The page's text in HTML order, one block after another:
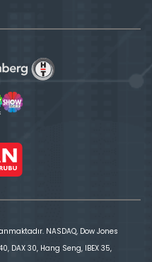
NASDAQ, Dow Jones
DAX 30, Hang Seng, IBEX 35,